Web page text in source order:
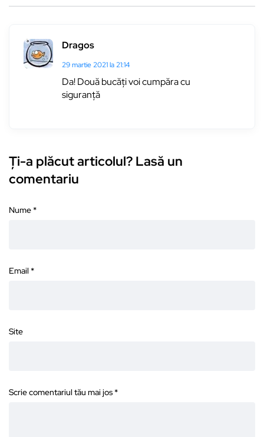
Dragos
29 martie 2021 la 21:14
Da! Două bucăți voi cumpăra cu
siguranță
Ți-a plăcut articolul? Lasă un
comentariu
Nume *
Email *
Site
Scrie comentariul tău mai jos *